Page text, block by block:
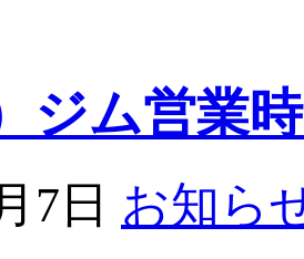
ジム営業
7日 お知ら